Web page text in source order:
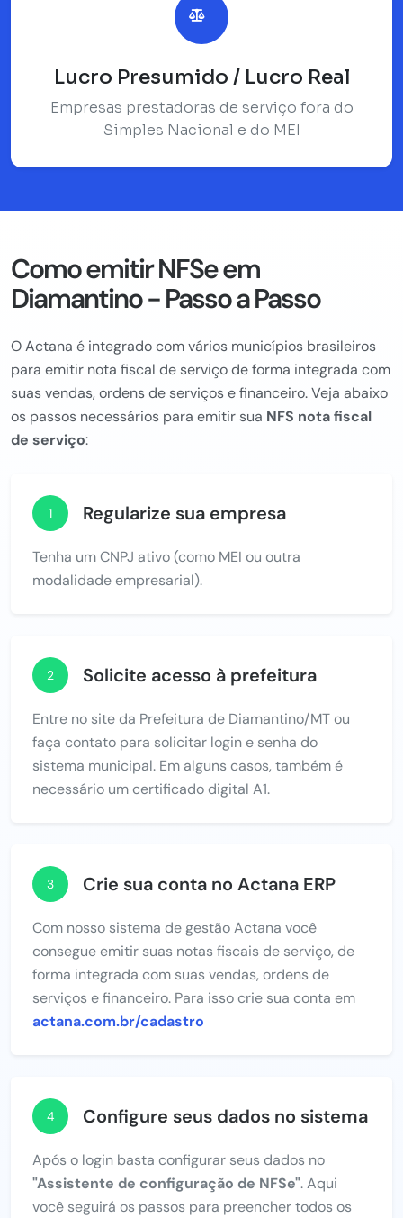
Lucro Presumido / Lucro Real
Empresas prestadoras de serviço fora do
Simples Nacional e do MEI
Como emitir NFSe em
Diamantino - Passo a Passo
O Actana é integrado com vários municípios brasileiros
para emitir nota fiscal de serviço de forma integrada com
suas vendas, ordens de serviços e financeiro. Veja abaixo
os passos necessários para emitir sua NFS nota fiscal
de serviço:
1 Regularize sua empresa
Tenha um CNPJ ativo (como MEI ou outra
modalidade empresarial).
2 Solicite acesso à prefeitura
Entre no site da Prefeitura de Diamantino/MT ou
faça contato para solicitar login e senha do
sistema municipal. Em alguns casos, também é
necessário um certificado digital A1.
3 Crie sua conta no Actana ERP
Com nosso sistema de gestão Actana você
consegue emitir suas notas fiscais de serviço, de
forma integrada com suas vendas, ordens de
serviços e financeiro. Para isso crie sua conta em
actana.com.br/cadastro
4 Configure seus dados no sistema
Após o login basta configurar seus dados no
"Assistente de configuração de NFSe". Aqui
você seguirá os passos para preencher todos os